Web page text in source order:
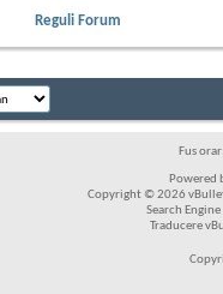
Reguli Forum
Fus
Powered
Copyright © 2026
Search
Traducere